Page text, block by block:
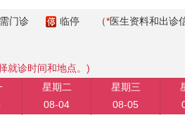
门诊 临停 （*医生资料和出诊
就诊时间和地点。)
星期二
08-04
星期三
08-05